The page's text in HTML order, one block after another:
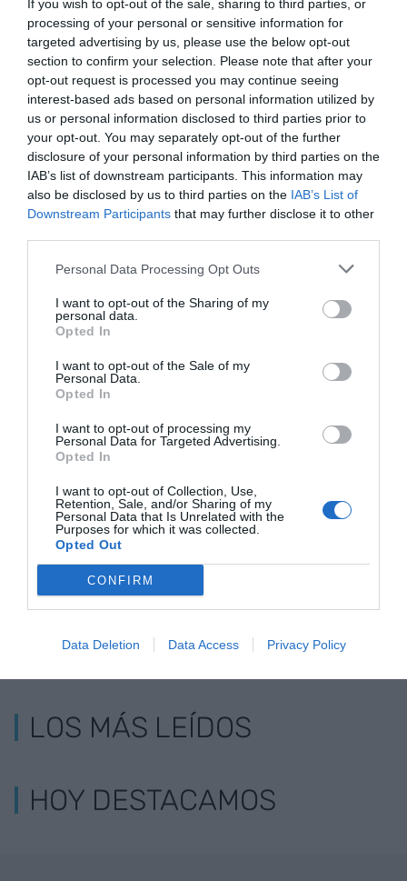
If you wish to opt-out of the sale, sharing to third parties, or
processing of your personal or sensitive information for
targeted advertising by us, please use the below opt-out
section to confirm your selection. Please note that after your
opt-out request is processed you may continue seeing
interest-based ads based on personal information utilized by
us or personal information disclosed to third parties prior to
your opt-out. You may separately opt-out of the further
disclosure of your personal information by third parties on the
IAB’s list of downstream participants. This information may
also be disclosed by us to third parties on the IAB’s List of
Downstream Participants that may further disclose it to other
Personal Data Processing Opt Outs
I want to opt-out of the Sharing of my
personal data.
Opted In
I want to opt-out of the Sale of my
Personal Data.
Opted In
I want to opt-out of processing my
Personal Data for Targeted Advertising.
Opted In
I want to opt-out of Collection, Use,
Retention, Sale, and/or Sharing of my
Personal Data that Is Unrelated with the
Purposes for which it was collected.
Opted Out
CONFIRM
Data Deletion Data Access Privacy Policy
AñadirVIA Empresacomo fuente preferida
de Google de forma gratuita
Mantente informado con las últimas noticias de
actualidad
ACTIVAR AHORA
RELACIONADAS
Pito, pito, colorito...El Círculo de
Economía
trabajador
LOS MÁS LEÍDOS
HOY DESTACAMOS